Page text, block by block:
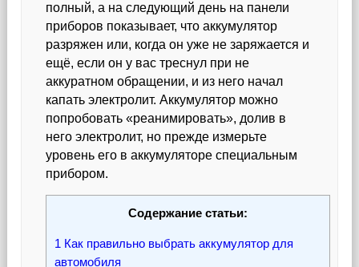
полный, а на следующий день на панели
приборов показывает, что аккумулятор
разряжен или, когда он уже не заряжается и
ещё, если он у вас треснул при не
аккуратном обращении, и из него начал
капать электролит. Аккумулятор можно
попробовать «реанимировать», долив в
него электролит, но прежде измерьте
уровень его в аккумуляторе специальным
прибором.
Содержание статьи:
1 Как правильно выбрать аккумулятор для
автомобиля